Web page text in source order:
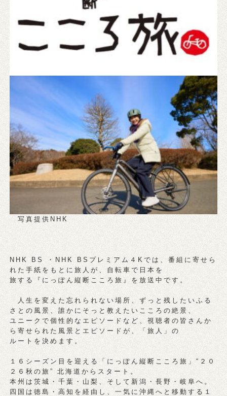
写真提供NHK
NHK BS ・NHK BSプレミアム４Kでは、番組に寄せら
れた手紙をもとに旅人が、自転車で日本を
旅する『にっぽん縦断こころ旅』を放送中です。
人生を変えた忘れられない場所、ずっと残したいふる
さとの風景、誰かにそっと教えたいこころの絶景、
ユニークで個性的なエピソードなど、視聴者の皆さんか
ら寄せられた風景とエピソードが、「旅人」の
ルートを決めます。
１６シーズン目を迎える「にっぽん縦断こころ旅」“２０
２６秋の旅” 北海道からスタート。
本州は茨城・千葉・山梨、そして新潟・長野・岐阜へ。
四国は徳島・高知を経由し、一気に沖縄へと移動する１